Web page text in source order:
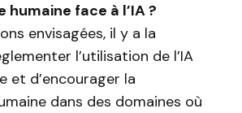
humaine face à l’IA ?
envisagées, il y a la
l’utilisation de l’IA
et d’encourager la
dans des domaines où